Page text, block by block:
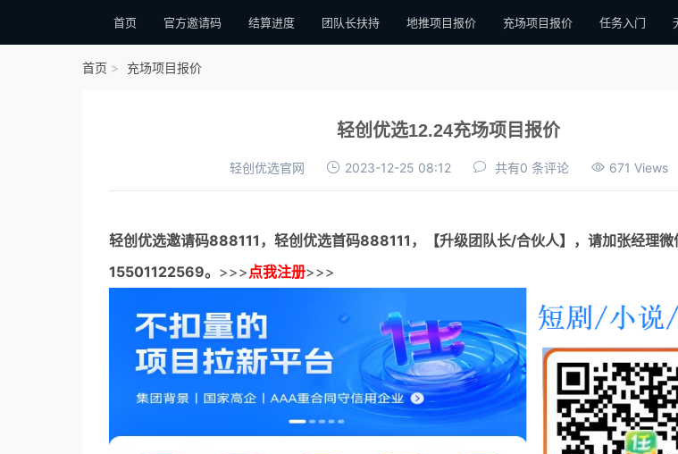
首页 官方邀请码 结算进度 团队长扶持 地推项目报价 充场项目报价 任务入门
首页 充场项目报价
轻创优选12.24充场项目报价
轻创优选官网 2023-12-25 08:12 共有0 条评论 671 Views
轻创优选邀请码888111， 轻创优选首码888111，【升级团队长/合伙人】，请加张经理微
15501122569。 >>>点我注册>>>